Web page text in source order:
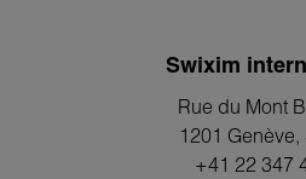
Swixim
Rue du Mont
1201 Genève,
+41 22 347